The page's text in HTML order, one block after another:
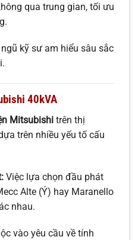
qua trung gian, tối ưu
kỹ sư am hiểu sâu sắc
40kVA
Mitsubishi trên thị
trên nhiều yếu tố cấu
Việc lựa chọn đầu phát
Alte (Ý) hay Maranello
nhau.
vào yêu cầu về tính